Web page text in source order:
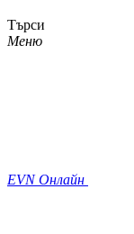
Търси
Меню
EVN Онлайн